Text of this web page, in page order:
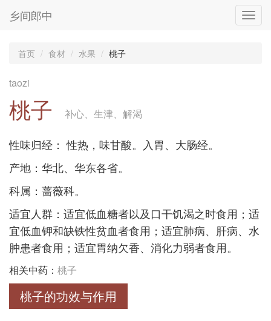
乡间郎中
首页 食材 水果 桃子
taozi
桃子 补心、生津、解渴
性味归经： 性热，味甘酸。入胃、大肠经。
产地：华北、华东各省。
科属：蔷薇科。
适宜人群：适宜低血糖者以及口干饥渴之时食用；适
宜低血钾和缺铁性贫血者食用；适宜肺病、肝病、水
肿患者食用；适宜胃纳欠香、消化力弱者食用。
相关中药： 桃子
桃子的功效与作用